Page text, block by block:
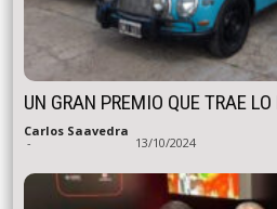
UN GRAN PREMIO QUE TRAE
Carlos Saavedra
- 13/10/2024